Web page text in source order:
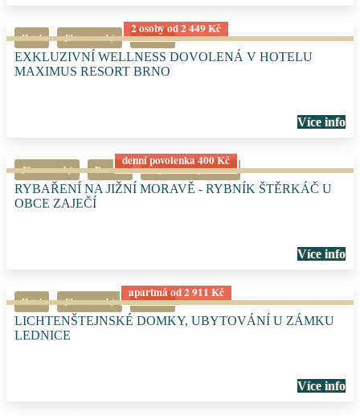
Hotel Jihomoravský Pro děti
2 osoby od 2 449 Kč
EXKLUZIVNÍ WELLNESS DOVOLENÁ V HOTELU
MAXIMUS RESORT BRNO
Více info
Jihomoravský Pro děti Ubytování s rybařením
denní povolenka 400 Kč
RYBAŘENÍ NA JIŽNÍ MORAVĚ - RYBNÍK ŠTĚRKÁČ U
OBCE ZAJEČÍ
Více info
Hotel Jihomoravský Pro děti
apartmá od 2 911 Kč
LICHTENŠTEJNSKÉ DOMKY, UBYTOVÁNÍ U ZÁMKU
LEDNICE
Více info